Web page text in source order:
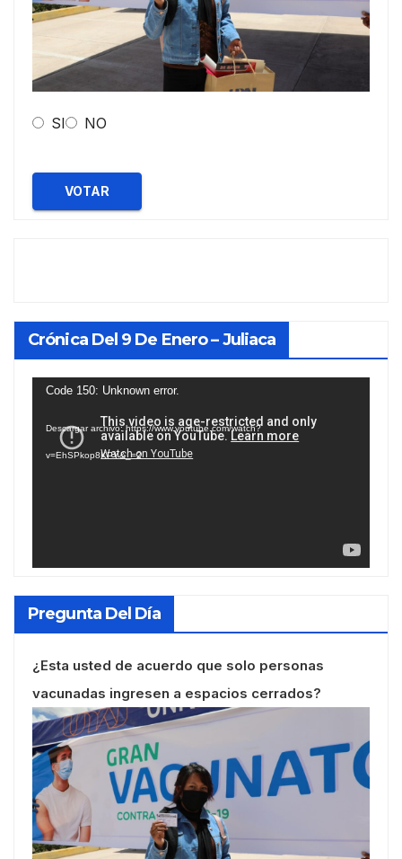
SI NO
VOTAR
Crónica Del 9 De Enero – Juliaca
Reproductor
vídeo
Code 150: Unknown error.
Descargar archivo: https://www.youtube.com/watch?
v=EhSPkop8KPY&_=2
Pregunta Del Día
¿Esta usted de acuerdo que solo personas
vacunadas ingresen a espacios cerrados?